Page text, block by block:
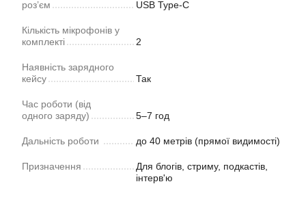
роз’єм
USB Type-C
Кількість мікрофонів у
комплекті
2
Наявність зарядного
кейсу
Так
Час роботи (від
одного заряду)
5–7 год
Дальність роботи до 40 метрів (прямої видимості)
Призначення
Для блогів, стриму, подкастів,
інтерв'ю